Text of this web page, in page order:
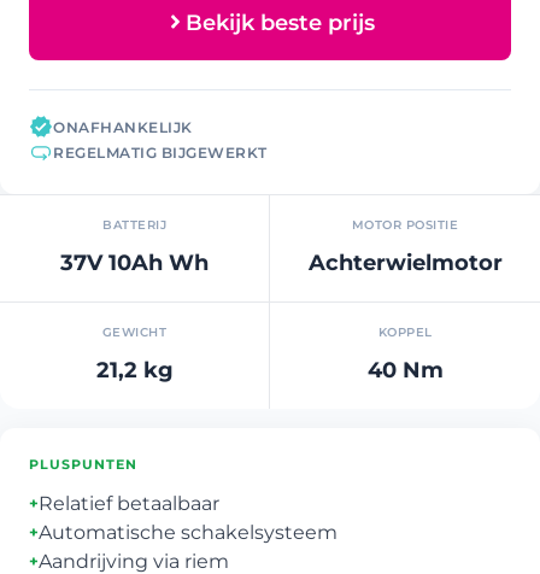
Bekijk beste prijs
ONAFHANKELIJK
REGELMATIG BIJGEWERKT
BATTERIJ
37V 10Ah Wh
MOTOR POSITIE
Achterwielmotor
GEWICHT
21,2 kg
KOPPEL
40 Nm
PLUSPUNTEN
+Relatief betaalbaar
+Automatische schakelsysteem
+Aandrijving via riem